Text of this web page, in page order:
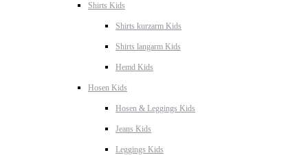
Shirts Kids
Shirts kurzarm Kids
Shirts langarm Kids
Hemd Kids
Hosen Kids
Hosen & Leggings Kids
Jeans Kids
Leggings Kids